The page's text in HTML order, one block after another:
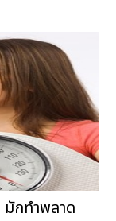
กทำพลาด